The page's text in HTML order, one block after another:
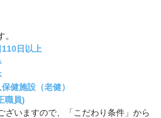
日以上
健施設（老健）
職員)
ざいますので、「こだわり条件」から